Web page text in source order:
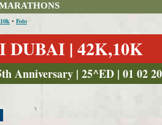
• Foto
DUBAI | 42K,10K
Anniversary | 25^ED | 01 02